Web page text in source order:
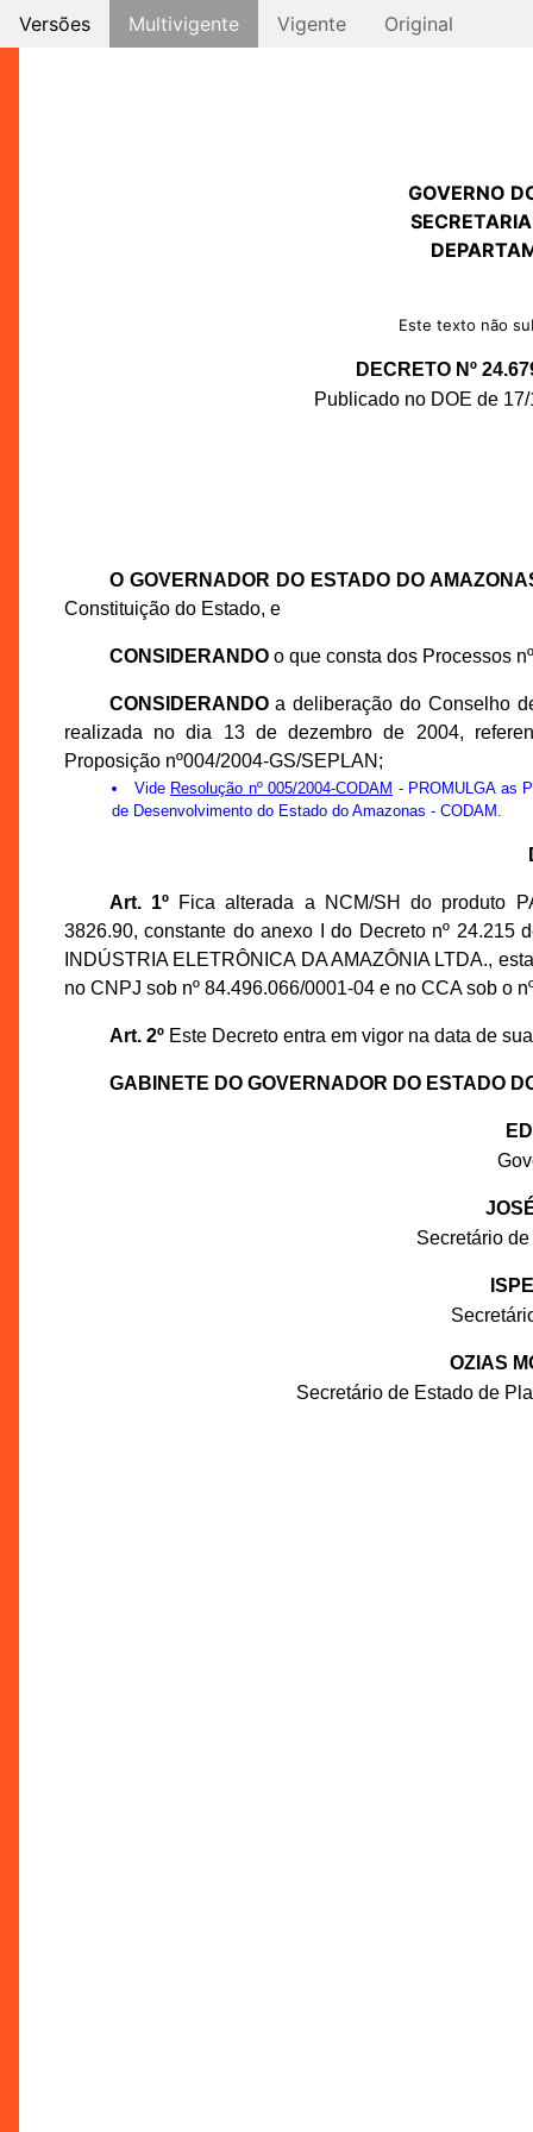
Versões Multivigente Vigente Original
GOVERNO
Este texto não
DECRETO Nº
Publicado no DOE de
O GOVERNADOR DO ESTADO DO
Constituição do Estado, e
CONSIDERANDOo que consta dos Processos
CONSIDERANDOa deliberação do Conselho
realizada no dia 13 de dezembro de 2004,
Proposição nº004/2004-GS/SEPLAN;
Vide Resolução nº 005/2004-CODAM - PROMULGA as
de Desenvolvimento do Estado do Amazonas - CODAM.
Art. 1ºFica alterada a NCM/SH do produto
3826.90, constante do anexo I do Decreto nº
INDÚSTRIA ELETRÔNICA DA AMAZÔNIA LTDA.,
no CNPJ sob nº 84.496.066/0001-04 e no CCA sob o
Art. 2ºEste Decreto entra em vigor na data de
GABINETE DO GOVERNADOR DO ESTADO
Secretário
OZIAS
Secretário de Estado de